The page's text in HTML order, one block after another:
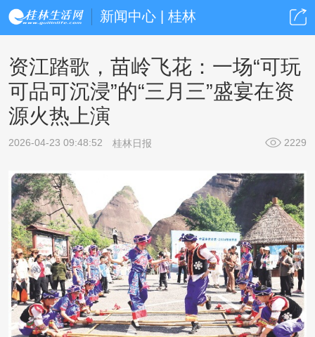
新闻中心 | 桂林
资江踏歌，苗岭飞花：一场“可玩
可品可沉浸”的“三月三”盛宴在资
源火热上演
2026-04-23 09:48:52 桂林日报 2229